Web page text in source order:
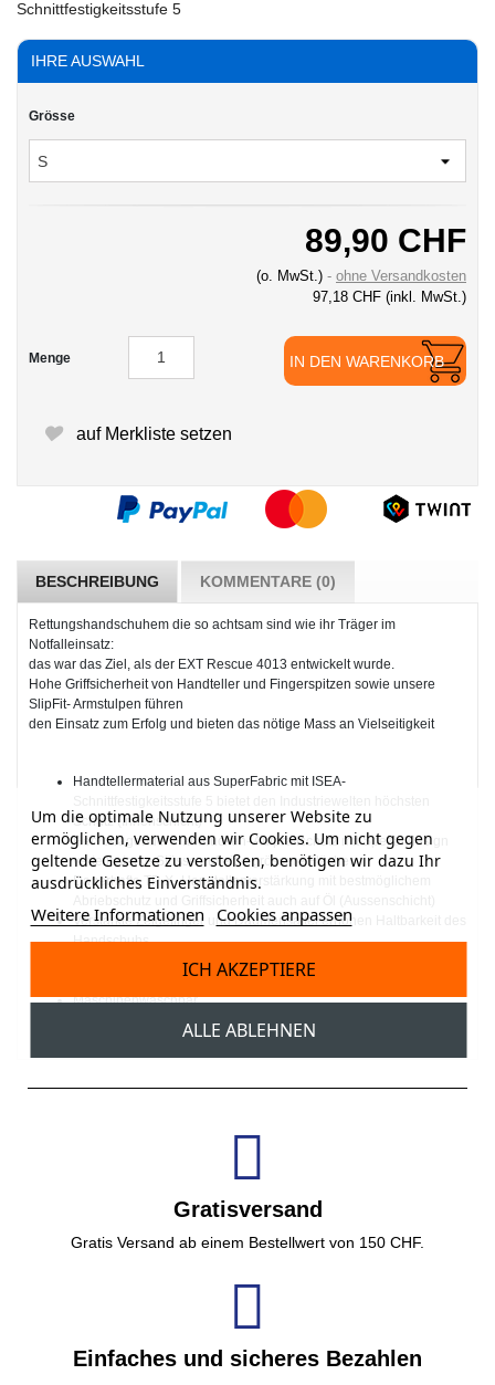
Schnittfestigkeitsstufe 5
IHRE AUSWAHL
Grösse
89,90 CHF
(o. MwSt.)
ohne Versandkosten
97,18 CHF (inkl. MwSt.)
Menge IN DEN WARENKORB
auf Merkliste setzen
BESCHREIBUNG KOMMENTARE (0)
Rettungshandschuhem die so achtsam sind wie ihr Träger im
Notfalleinsatz:
das war das Ziel, als der EXT Rescue 4013 entwickelt wurde.
Hohe Griffsicherheit von Handteller und Fingerspitzen sowie unsere
SlipFit- Armstulpen führen
den Einsatz zum Erfolg und bieten das nötige Mass an Vielseitigkeit
Handtellermaterial aus SuperFabric mit ISEA-
Schutz (Innenschicht)
Hervorragender Handrücken- Aufprallschutz mit Spezaildesign
verteilt starke Stösse auf eine grössere Fläche
Dauerhafte TP-X- Handtellerverstärkung mit bestmöglichem
Verstärkte Zeigefinger und Daumensattel erhöhen Haltbarkeit des
Handschuhs
Schmutz abweisende SlipFit- Armstulpen hilft beim raschen An-
und Ausziehen zwischen Einsätzen
Maschinenwaschbar
Lieferbar in Grössen 6/XS bis 11/XXL
Gratisversand
Gratis Versand ab einem Bestellwert von 150 CHF.
Einfaches und sicheres Bezahlen
Um die optimale Nutzung unserer Website zu
ermöglichen, verwenden wir Cookies. Um nicht gegen
geltende Gesetze zu verstoßen, benötigen wir dazu Ihr
ausdrückliches Einverständnis.
Weitere Informationen Cookies anpassen
ALLE ABLEHNEN
ICH AKZEPTIERE